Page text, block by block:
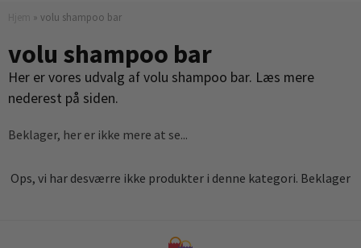
» volu shampoo bar
volu shampoo bar
Her er vores udvalg af volu shampoo bar. Læs mere
nederest på siden.
Beklager, her er ikke mere at se...
Ops, vi har desværre ikke produkter i denne kategori. Beklager